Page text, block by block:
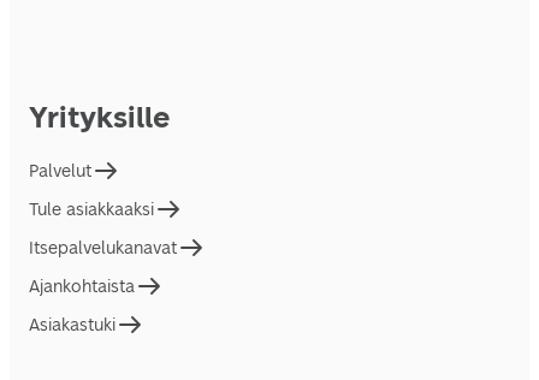
Yrityksille
Palvelut
Tule asiakkaaksi
Itsepalvelukanavat
Ajankohtaista
Asiakastuki